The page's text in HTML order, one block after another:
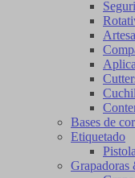
Bases de
Etiquetado
Grapadoras